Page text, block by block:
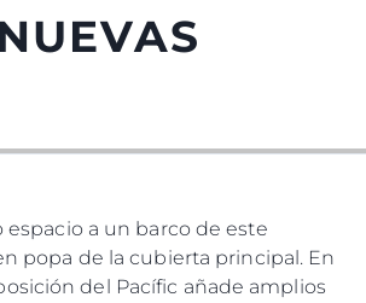
a un barco de este
popa de la cubierta principal. En
del Pacífic añade amplios